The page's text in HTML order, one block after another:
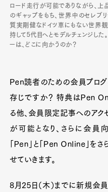
ロード走行が可能でありながら、
のギャップをもち、世界中のセレブ
質実剛健なドイツ車にもない世界
持して5代目へとモデルチェンジした
ーは、どこに向かうのか？
Pen読者のための会員プロ
存じですか？ 特典はPen
る他、会員限定記事へのア
が可能となり、さらに会員
「Pen」と「Pen Online」を
せていきます。
8月25日（木）までに新規会